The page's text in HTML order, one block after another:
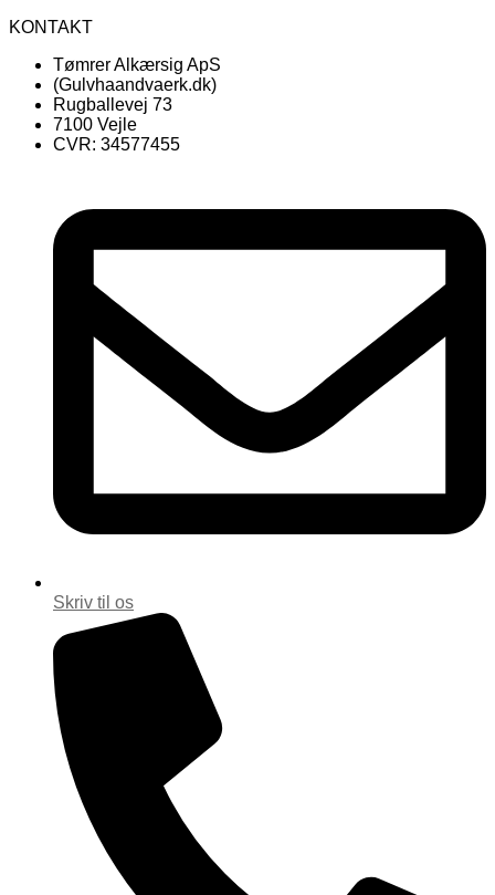
KONTAKT
Tømrer Alkærsig ApS
(Gulvhaandvaerk.dk)
Rugballevej 73
7100 Vejle
CVR: 34577455
Skriv til os